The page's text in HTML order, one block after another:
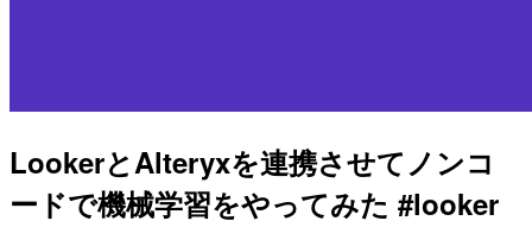
LookerとAlteryxを連携させてノンコ
ードで機械学習をやってみた #looker